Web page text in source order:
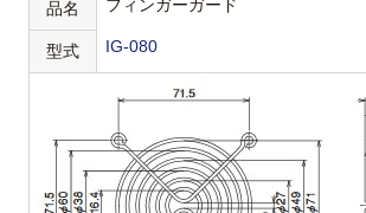
品名 フィンガーガード
型式 IG-080